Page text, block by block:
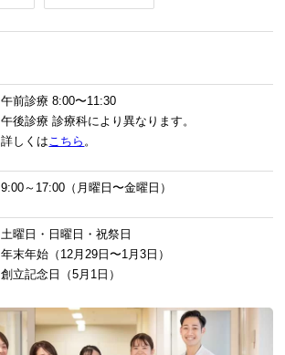
午前診療8:00〜11:30
午後診療診療科により異なります。
詳しくはこちら 。
9:00～17:00（月曜日〜金曜日）
土曜日・日曜日・祝祭日
年末年始（12月29日〜1月3日）
創立記念日（5月1日）